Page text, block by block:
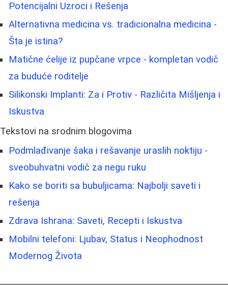
Potencijalni Uzroci i Rešenja
Alternativna medicina vs. tradicionalna medicina -
Šta je istina?
Matične ćelije iz pupčane vrpce - kompletan vodič
za buduće roditelje
Silikonski Implanti: Za i Protiv - Različita Mišljenja i
Iskustva
Tekstovi na srodnim blogovima
Podmlađivanje šaka i rešavanje uraslih noktiju -
sveobuhvatni vodič za negu ruku
Kako se boriti sa bubuljicama: Najbolji saveti i
rešenja
Zdrava Ishrana: Saveti, Recepti i Iskustva
Mobilni telefoni: Ljubav, Status i Neophodnost
Modernog Života